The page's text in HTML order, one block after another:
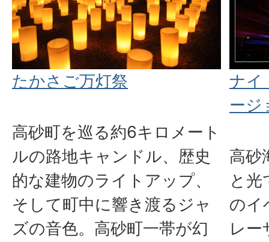
たかさご万灯祭
高砂町を巡る約6キロメート
ルの路地キャンドル、歴史
的な建物のライトアップ、
そして町中に響き渡るジャ
ズの音色。高砂町一帯が幻
ナイ
ージ
高砂
と光
のイ
レー